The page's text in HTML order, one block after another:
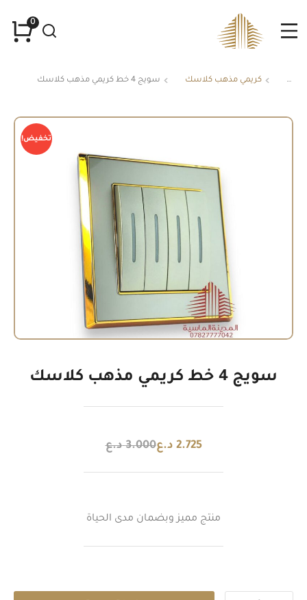
You are here:كريمي مذهب كلاسك سويج 4 خط كريمي مذهب كلاسك
تخفيض!
سويج 4 خط كريمي مذهب كلاسك
3.000 د.ع 2.725 د.ع
منتج مميز وبضمان مدى الحياة